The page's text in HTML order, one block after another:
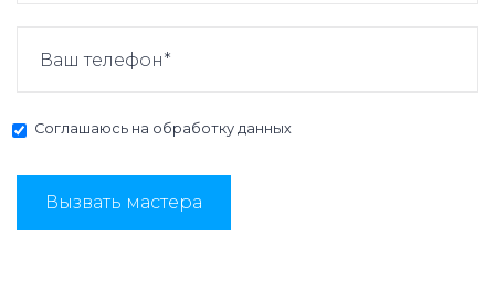
Соглашаюсь на обработку данных
Вызвать мастера